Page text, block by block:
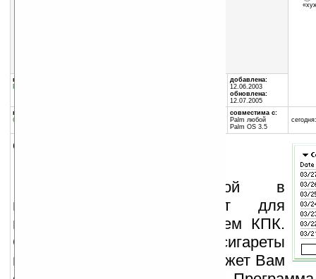
группы программы:
Разное
добавлена:
12.06.2003
обновлена:
12.07.2005
программа:
бесплатная
совместима с:
Palm любой
Palm OS 3.5
описание:
Удобный и простой в
использовании инструмент для
ведения подсчётов на Вашем КПК.
Считаете ли Вы калории, сигареты
или приседания — TCB поможет Вам